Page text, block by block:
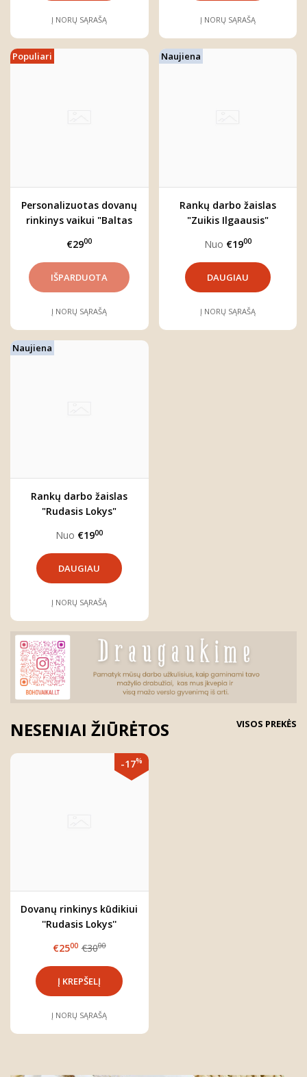
Į NORŲ SĄRAŠĄ Į NORŲ SĄRAŠĄ
Populiari
Personalizuotas dovanų
rinkinys vaikui "Baltas
€2900
Į NORŲ SĄRAŠĄ
Naujiena
Rankų darbo žaislas
"Zuikis Ilgaausis"
Nuo €1900
DAUGIAU
Į NORŲ SĄRAŠĄ
Naujiena
Rankų darbo žaislas
"Rudasis Lokys"
Nuo €1900
DAUGIAU
Į NORŲ SĄRAŠĄ
NESENIAI ŽIŪRĖTOS VISOS PREKĖS
-17%
Dovanų rinkinys kūdikiui
''Rudasis Lokys''
€2500 €3000
Į NORŲ SĄRAŠĄ